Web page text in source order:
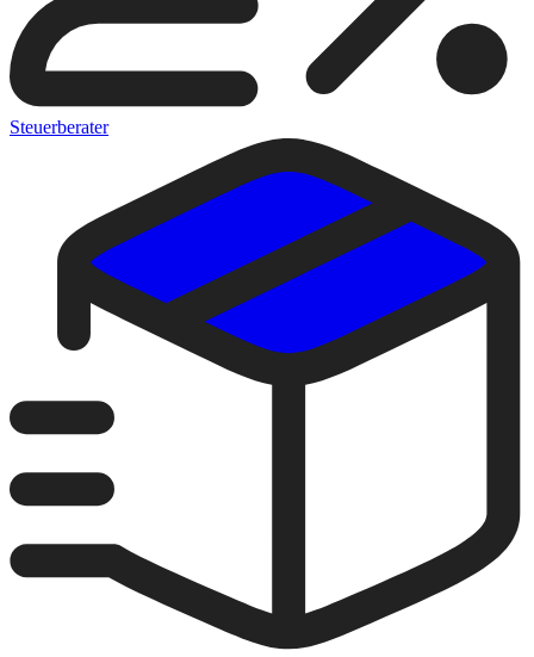
Steuerberater